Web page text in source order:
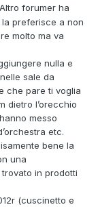
forumer ha
preferisce a non
molto ma va
nulla e
sale da
che pare ti voglia
dietro l’orecchio
messo
etc.
bene la
una
in prodotti
(cuscinetto e